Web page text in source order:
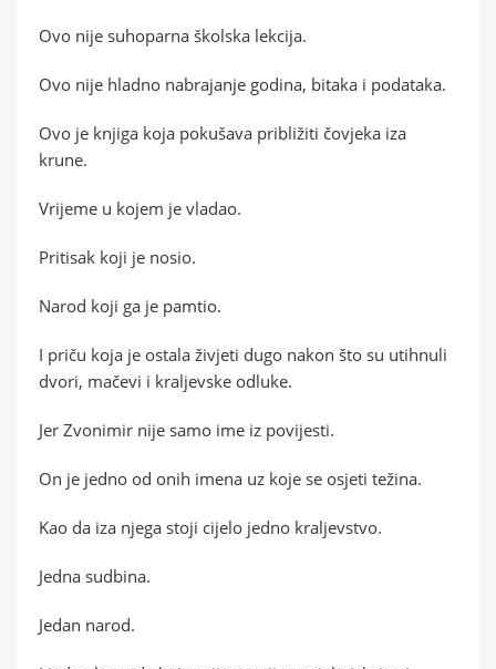
Ovo nije suhoparna školska lekcija.
Ovo nije hladno nabrajanje godina, bitaka i podataka.
Ovo je knjiga koja pokušava približiti čovjeka iza
krune.
Vrijeme u kojem je vladao.
Pritisak koji je nosio.
Narod koji ga je pamtio.
I priču koja je ostala živjeti dugo nakon što su utihnuli
dvori, mačevi i kraljevske odluke.
Jer Zvonimir nije samo ime iz povijesti.
On je jedno od onih imena uz koje se osjeti težina.
Kao da iza njega stoji cijelo jedno kraljevstvo.
Jedna sudbina.
Jedan narod.